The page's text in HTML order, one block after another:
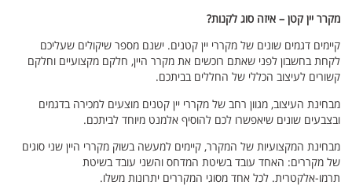
מקרר יין קטן – איזה סוג לקנות?
קיימים דגמים שונים של מקררי יין קטנים. ישנם מספר שיקולים שעליכם
לקחת בחשבון לפני שאתם רוכשים את מקרר היין, חלקם מקצועיים וחלקם
קשורים לעיצוב הכללי של החללים בביתכם.
מבחינת העיצוב, מגוון רחב של מקררי יין קטנים מוצעים למכירה בדגמים
ובצבעים שונים שיאפשרו לכם להוסיף אלמנט מיוחד לביתכם.
מבחינת המקצועיות של המקרר, קיימים למעשה בשוק מקררי היין שני סוגים
של מקררים: האחד עובד בשיטת המדחס והשני עובד בשיטת
תרמו-אלקטרית. לכל אחד מסוגי המקררים יתרונות משלו.